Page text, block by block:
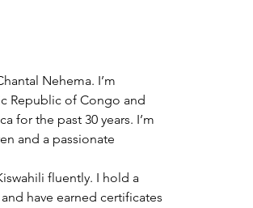
Nehema. I’m
Republic of Congo and
for the past 30 years. I’m
and a passionate
fluently. I hold a
have earned certificates